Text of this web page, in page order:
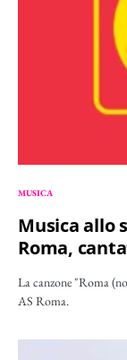
MUSICA
Musica allo
Roma,
La canzone "Roma
AS Roma.